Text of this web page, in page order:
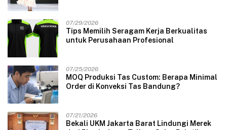
07/29/2026
Tips Memilih Seragam Kerja Berkualitas
untuk Perusahaan Profesional
07/25/2026
MOQ Produksi Tas Custom: Berapa Minimal
Order di Konveksi Tas Bandung?
07/21/2026
Bekali UKM Jakarta Barat Lindungi Merek